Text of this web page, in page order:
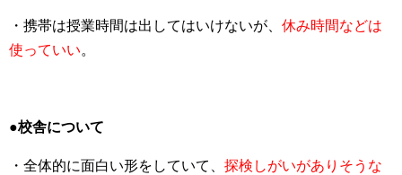
・携帯は授業時間は出してはいけないが、 休み時間などは
使っていい。
●校舎について
・全体的に面白い形をしていて、 探検しがいがありそうな